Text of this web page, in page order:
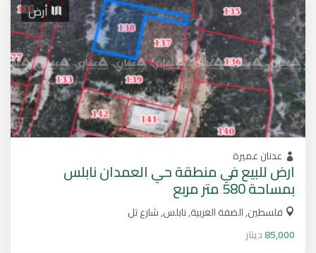
أرض
عدنان عميرة
ارض للبيع في منطقة حي العمدان نابلس
بمساحة 580 متر مربع
فلسطين, الضفة الغربية, نابلس, شارع تل
85,000دينار